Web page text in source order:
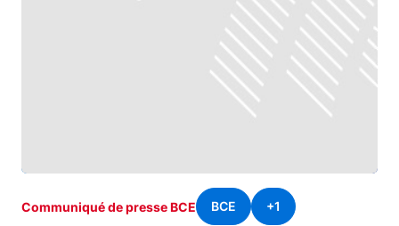
Communiqué de presse BCE BCE +1